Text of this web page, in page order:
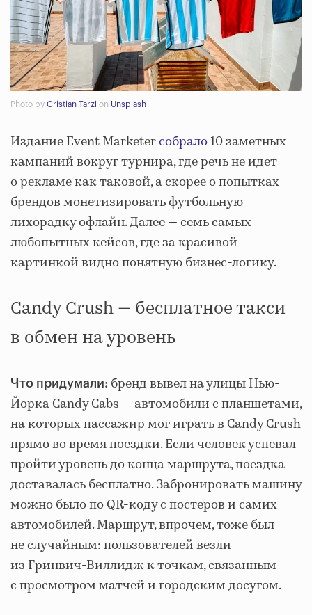
Photo by Cristian Tarzi on Unsplash
Издание Event Marketerсобрало10 заметных
кампаний вокруг турнира, где речь не идет
о рекламе как таковой, а скорее о попытках
брендов монетизировать футбольную
лихорадку офлайн. Далее — семь самых
любопытных кейсов, где за красивой
картинкой видно понятную бизнес-логику.
Candy Crush — бесплатное такси
в обмен на уровень
Что придумали: бренд вывел на улицы Нью-
Йорка Candy Cabs — автомобили с планшетами,
на которых пассажир мог играть в Candy Crush
прямо во время поездки. Если человек успевал
пройти уровень до конца маршрута, поездка
доставалась бесплатно. Забронировать машину
можно было по QR-коду с постеров и самих
автомобилей. Маршрут, впрочем, тоже был
не случайным: пользователей везли
из Гринвич-Виллидж к точкам, связанным
с просмотром матчей и городским досугом.